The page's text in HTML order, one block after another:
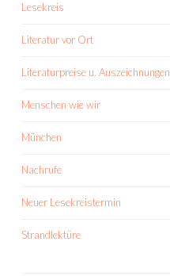
Lesekreis
Literatur vor Ort
Literaturpreise u. Auszeichnungen
Menschen wie wir
München
Nachrufe
Neuer Lesekreistermin
Strandlektüre